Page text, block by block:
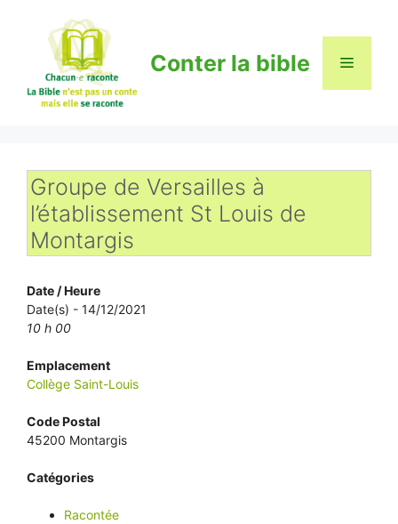
Conter la bible Menu
Groupe de Versailles à
l’établissement St Louis de
Montargis
Date / Heure
Date(s) - 14/12/2021
10 h 00
Emplacement
Collège Saint-Louis
Code Postal
45200 Montargis
Catégories
Racontée